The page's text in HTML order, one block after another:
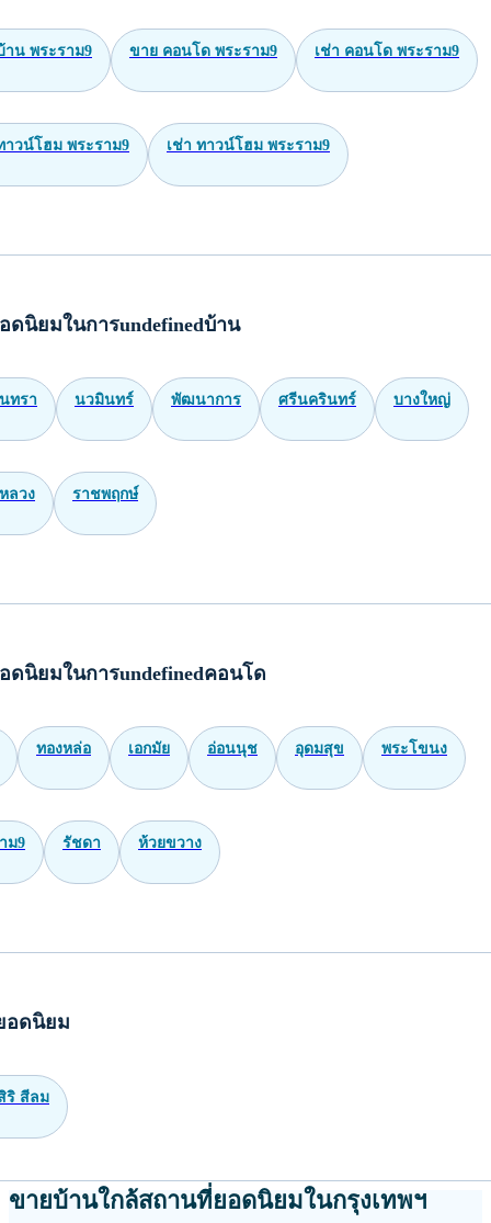
าน พระราม9 ขาย คอนโด พระราม9 เช่า คอนโด พระราม9
าวน์โฮม พระราม9 เช่า ทาวน์โฮม พระราม9
ดนิยมในการundefinedบ้าน
ทรา นวมินทร์ พัฒนาการ ศรีนครินทร์ บางใหญ่
ลวง ราชพฤกษ์
ดนิยมในการundefinedคอนโด
ทองหล่อ เอกมัย อ่อนนุช อุดมสุข พระโขนง
ม9 รัชดา ห้วยขวาง
อดนิยม
ริ สีลม
ขายบ้านใกล้สถานที่ยอดนิยมในกรุงเทพฯ